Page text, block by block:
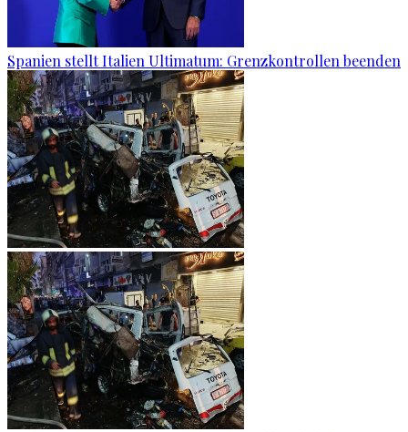
Spanien stellt Italien Ultimatum: Grenzkontrollen beenden